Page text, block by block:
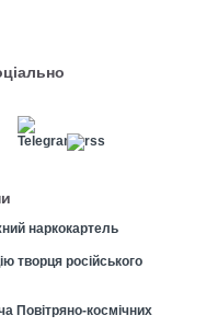
наркокартель
творця російського
Повітряно-космічних